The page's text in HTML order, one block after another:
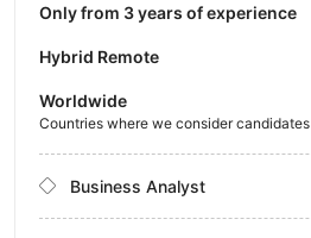
Only from 3 years of experience
Hybrid Remote
Worldwide
Countries where we consider candidates
Business Analyst